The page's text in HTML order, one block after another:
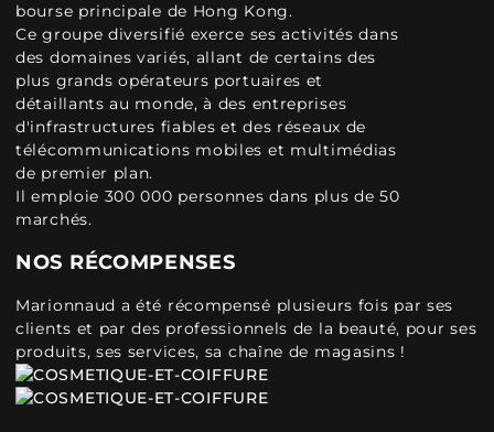
bourse principale de Hong Kong.
Ce groupe diversifié exerce ses activités dans
des domaines variés, allant de certains des
plus grands opérateurs portuaires et
détaillants au monde, à des entreprises
d'infrastructures fiables et des réseaux de
télécommunications mobiles et multimédias
de premier plan.
Il emploie 300 000 personnes dans plus de 50
marchés.
NOS RÉCOMPENSES
Marionnaud a été récompensé plusieurs fois par ses
clients et par des professionnels de la beauté, pour ses
produits, ses services, sa chaîne de magasins !